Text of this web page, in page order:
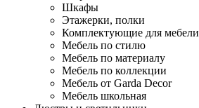
Шкафы
Этажерки, полки
Комплектующие для мебели
Мебель по стилю
Мебель по материалу
Мебель по коллекции
Мебель от Garda Decor
Мебель школьная